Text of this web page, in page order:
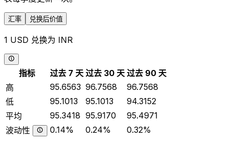
汇率 兑换后价值
1 USD 兑换为 INR
指标 过去 7 天 过去 30 天 过去 90 天
高
95.6563 96.7568
96.7568
低
95.1013 95.1013
94.3152
平均
95.3418 95.9170
95.4971
波动性
0.14% 0.24% 0.32%